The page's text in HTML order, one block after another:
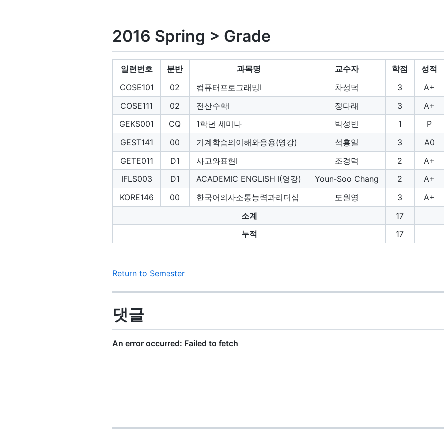
2016 Spring > Grade
일련번호 분반 과목명 교수자 학점
성적
COSE101
02 컴퓨터프로그래밍I 차성덕 3
A+
COSE111
02 전산수학I 정다래 3
A+
GEKS001
CQ 1학년 세미나 박성빈 1
P
GEST141
00 기계학습의이해와응용(영강) 석흥일 3
A0
GETE011
D1 사고와표현I 조경덕 2
A+
IFLS003
D1 ACADEMIC ENGLISH I(영강) Youn-Soo Chang 2
A+
KORE146
00 한국어의사소통능력과리더십 도원영 3
A+
소계
17
누적
17
Return to Semester
댓글